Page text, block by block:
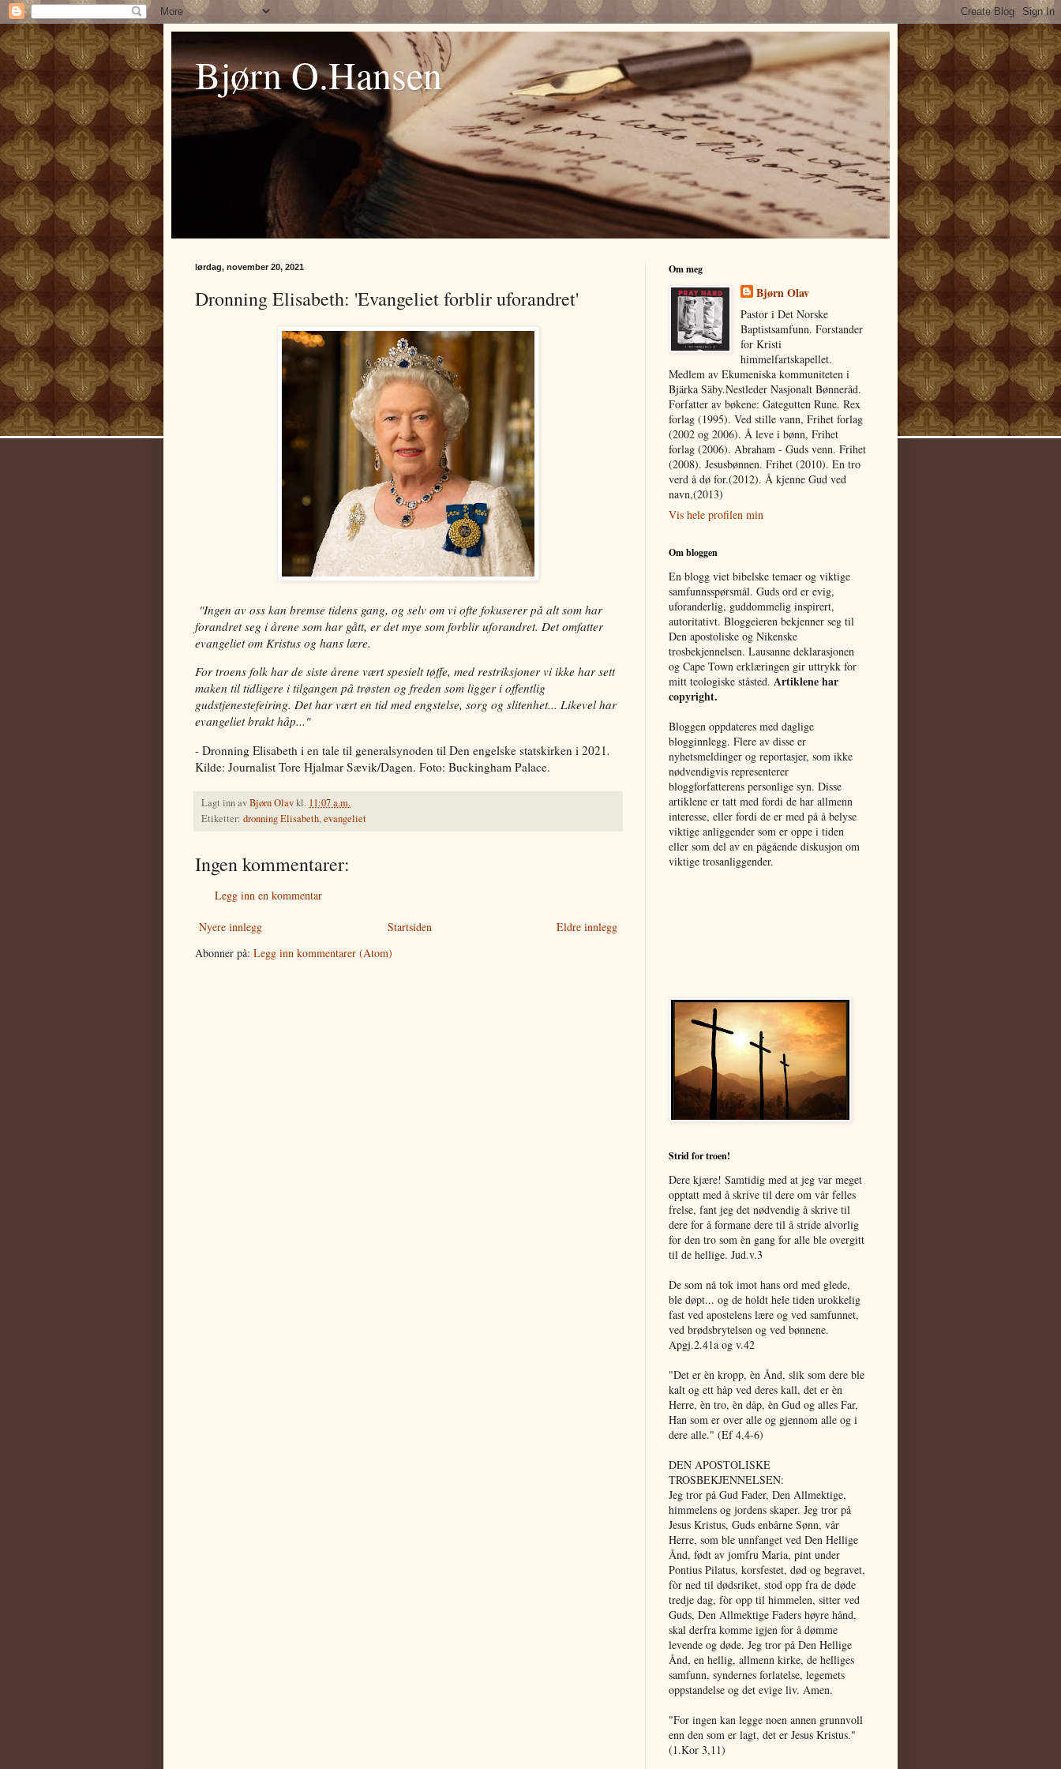
Bjørn O.Hansen
lørdag, november 20, 2021
Dronning Elisabeth: 'Evangeliet forblir uforandret'
"Ingen av oss kan bremse tidens gang, og selv om vi ofte fokuserer på alt som har
forandret seg i årene som har gått, er det mye som forblir uforandret. Det omfatter
evangeliet om Kristus og hans lære.
For troens folk har de siste årene vært spesielt tøffe, med restriksjoner vi ikke har sett
maken til tidligere i tilgangen på trøsten og freden som ligger i offentlig
gudstjenestefeiring. Det har vært en tid med engstelse, sorg og slitenhet... Likevel har
evangeliet brakt håp..."
- Dronning Elisabeth i en tale til generalsynoden til Den engelske statskirken i 2021.
Kilde: Journalist Tore Hjalmar Sævik/Dagen. Foto: Buckingham Palace.
Lagt inn avBjørn Olavkl. 11:07 a.m.
Etiketter: dronning Elisabeth,evangeliet
Ingen kommentarer:
Legg inn en kommentar
Nyere innlegg Eldre innlegg
Startsiden
Abonner på: Legg inn kommentarer (Atom)
Om meg
Bjørn Olav
Pastor i Det Norske
Baptistsamfunn. Forstander
for Kristi
himmelfartskapellet.
Medlem av Ekumeniska kommuniteten i
Bjärka Säby.Nestleder Nasjonalt Bønneråd.
Forfatter av bøkene: Gategutten Rune. Rex
forlag (1995). Ved stille vann, Frihet forlag
(2002 og 2006). Å leve i bønn, Frihet
forlag (2006). Abraham - Guds venn. Frihet
(2008). Jesusbønnen. Frihet (2010). En tro
verd å dø for.(2012). Å kjenne Gud ved
navn,(2013)
Vis hele profilen min
Om bloggen
En blogg viet bibelske temaer og viktige
samfunnsspørsmål. Guds ord er evig,
uforanderlig, guddommelig inspirert,
autoritativt. Bloggeieren bekjenner seg til
Den apostoliske og Nikenske
trosbekjennelsen. Lausanne deklarasjonen
og Cape Town erklæringen gir uttrykk for
mitt teologiske ståsted. Artiklene har
copyright.
Bloggen oppdateres med daglige
blogginnlegg. Flere av disse er
nyhetsmeldinger og reportasjer, som ikke
nødvendigvis representerer
bloggforfatterens personlige syn. Disse
artiklene er tatt med fordi de har allmenn
interesse, eller fordi de er med på å belyse
viktige anliggender som er oppe i tiden
eller som del av en pågående diskusjon om
viktige trosanliggender.
Strid for troen!
Dere kjære! Samtidig med at jeg var meget
opptatt med å skrive til dere om vår felles
frelse, fant jeg det nødvendig å skrive til
dere for å formane dere til å stride alvorlig
for den tro som èn gang for alle ble overgitt
til de hellige. Jud.v.3
De som nå tok imot hans ord med glede,
ble døpt... og de holdt hele tiden urokkelig
fast ved apostelens lære og ved samfunnet,
ved brødsbrytelsen og ved bønnene.
Apgj.2.41a og v.42
"Det er èn kropp, èn Ånd, slik som dere ble
kalt og ett håp ved deres kall, det er èn
Herre, èn tro, èn dåp, èn Gud og alles Far,
Han som er over alle og gjennom alle og i
dere alle." (Ef 4,4-6)
DEN APOSTOLISKE
TROSBEKJENNELSEN:
Jeg tror på Gud Fader, Den Allmektige,
himmelens og jordens skaper. Jeg tror på
Jesus Kristus, Guds enbårne Sønn, vår
Herre, som ble unnfanget ved Den Hellige
Ånd, født av jomfru Maria, pint under
Pontius Pilatus, korsfestet, død og begravet,
fòr ned til dødsriket, stod opp fra de døde
tredje dag, fòr opp til himmelen, sitter ved
Guds, Den Allmektige Faders høyre hånd,
skal derfra komme igjen for å dømme
levende og døde. Jeg tror på Den Hellige
Ånd, en hellig, allmenn kirke, de helliges
samfunn, syndernes forlatelse, legemets
oppstandelse og det evige liv. Amen.
"For ingen kan legge noen annen grunnvoll
enn den som er lagt, det er Jesus Kristus."
(1.Kor 3,11)